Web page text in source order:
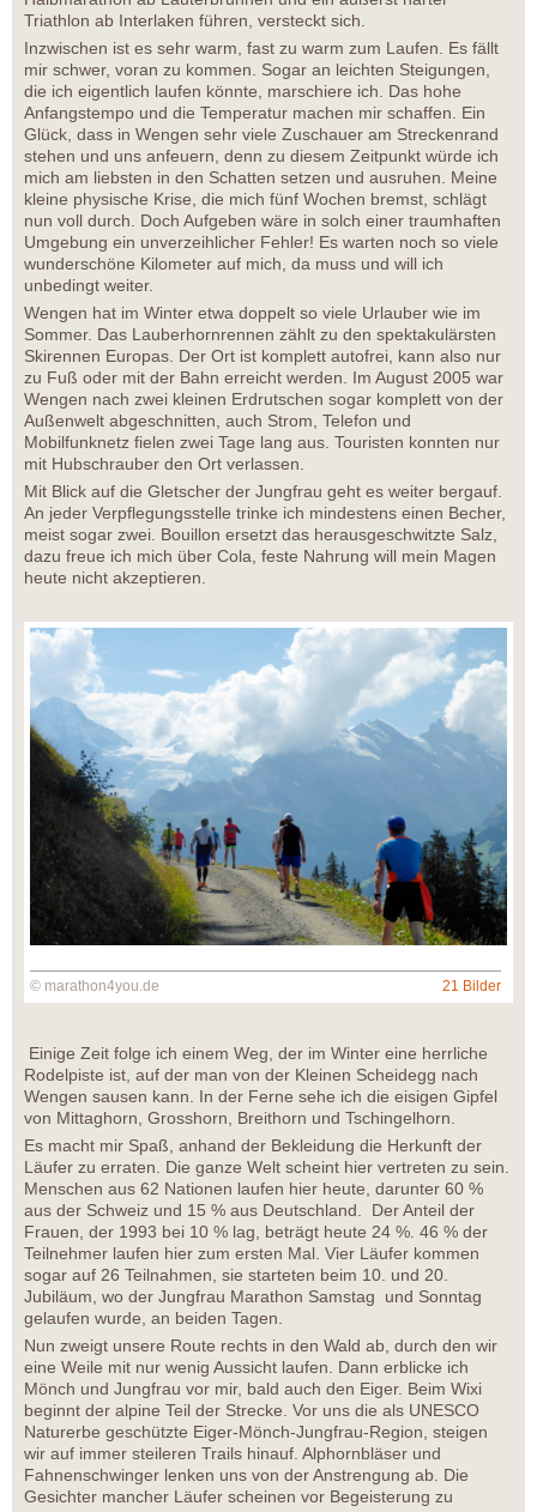
Triathlon ab Interlaken führen, versteckt sich.
Inzwischen ist es sehr warm, fast zu warm zum Laufen. Es fällt
mir schwer, voran zu kommen. Sogar an leichten Steigungen,
die ich eigentlich laufen könnte, marschiere ich. Das hohe
Anfangstempo und die Temperatur machen mir schaffen. Ein
Glück, dass in Wengen sehr viele Zuschauer am Streckenrand
stehen und uns anfeuern, denn zu diesem Zeitpunkt würde ich
mich am liebsten in den Schatten setzen und ausruhen. Meine
kleine physische Krise, die mich fünf Wochen bremst, schlägt
nun voll durch. Doch Aufgeben wäre in solch einer traumhaften
Umgebung ein unverzeihlicher Fehler! Es warten noch so viele
wunderschöne Kilometer auf mich, da muss und will ich
unbedingt weiter.
Wengen hat im Winter etwa doppelt so viele Urlauber wie im
Sommer. Das Lauberhornrennen zählt zu den spektakulärsten
Skirennen Europas. Der Ort ist komplett autofrei, kann also nur
zu Fuß oder mit der Bahn erreicht werden. Im August 2005 war
Wengen nach zwei kleinen Erdrutschen sogar komplett von der
Außenwelt abgeschnitten, auch Strom, Telefon und
Mobilfunknetz fielen zwei Tage lang aus. Touristen konnten nur
mit Hubschrauber den Ort verlassen.
Mit Blick auf die Gletscher der Jungfrau geht es weiter bergauf.
An jeder Verpflegungsstelle trinke ich mindestens einen Becher,
meist sogar zwei. Bouillon ersetzt das herausgeschwitzte Salz,
dazu freue ich mich über Cola, feste Nahrung will mein Magen
heute nicht akzeptieren.
© marathon4you.de 21 Bilder
Einige Zeit folge ich einem Weg, der im Winter eine herrliche
Rodelpiste ist, auf der man von der Kleinen Scheidegg nach
Wengen sausen kann. In der Ferne sehe ich die eisigen Gipfel
von Mittaghorn, Grosshorn, Breithorn und Tschingelhorn.
Es macht mir Spaß, anhand der Bekleidung die Herkunft der
Läufer zu erraten. Die ganze Welt scheint hier vertreten zu sein.
Menschen aus 62 Nationen laufen hier heute, darunter 60 %
aus der Schweiz und 15 % aus Deutschland. Der Anteil der
Frauen, der 1993 bei 10 % lag, beträgt heute 24 %. 46 % der
Teilnehmer laufen hier zum ersten Mal. Vier Läufer kommen
sogar auf 26 Teilnahmen, sie starteten beim 10. und 20.
Jubiläum, wo der Jungfrau Marathon Samstag und Sonntag
gelaufen wurde, an beiden Tagen.
Nun zweigt unsere Route rechts in den Wald ab, durch den wir
eine Weile mit nur wenig Aussicht laufen. Dann erblicke ich
Mönch und Jungfrau vor mir, bald auch den Eiger. Beim Wixi
beginnt der alpine Teil der Strecke. Vor uns die als UNESCO
Naturerbe geschützte Eiger-Mönch-Jungfrau-Region, steigen
wir auf immer steileren Trails hinauf. Alphornbläser und
Fahnenschwinger lenken uns von der Anstrengung ab. Die
Gesichter mancher Läufer scheinen vor Begeisterung zu